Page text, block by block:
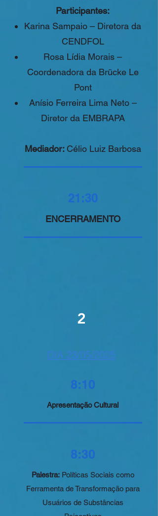
Participantes:
Karina Sampaio – Diretora da
CENDFOL
Rosa Lídia Morais –
Coordenadora da Brücke Le
Pont
Anísio Ferreira Lima Neto –
Diretor da EMBRAPA
Mediador:Célio Luiz Barbosa
21:30
ENCERRAMENTO
2
DIA 23/05/2025
8:10
Apresentação Cultural
8:30
Palestra:Políticas Sociais como
Ferramenta de Transformação para
Usuários de Substâncias